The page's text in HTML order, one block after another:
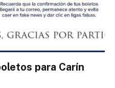
para Carín